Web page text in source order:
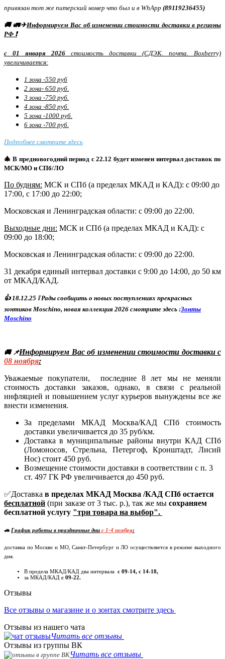
привязан тот же питерский номер что был и в WhApp (89119236455)
🚚 🚛✈Информируем Вас об изменении стоимости доставки в регионы
РФ ❗
с 01 января 2026 стоимость доставки (СДЭК. почта. Boxberry)
увеличивается:
1 зона -550 руб
2 зона- 650 руб.
3 зона -750 руб.
4 зона -850 руб.
5 зона -1000 руб.
6 зона -700 руб.
Подробнее смотрите здесь
🎄 В предновогодний период с 22.12 будет изменен интервал доставок по
МСК/МО и СПб/ЛО
По будням: МСК и СПб (а пределах МКАД и КАД): с 09:00 до
17:00, с 17:00 до 22:00;
Московская и Ленинградская области: с 09:00 до 22:00.
Выходные дни: МСК и СПб (а пределах МКАД и КАД): с
09:00 до 18:00;
Московская и Ленинградская области: с 09:00 до 22:00.
31 декабря единый интервал доставки с 9:00 до 14:00, до 50 км
от МКАД/КАД.
👍18.12.25 ❕ Рады сообщить о новых поступлениях прекрасных
зонтиков Moschino, новая коллекция 2026 смотрите здесь :Зонты
Moschino
🚚 📌Информируем Вас об изменении стоимости доставки с
08 ноября:
Уважаемые покупатели, последние 8 лет мы не меняли
стоимость доставки заказов, однако, в связи с реальной
инфляцией и повышением услуг курьеров вынуждены все же
внести изменения.
За пределами МКАД Москва/КАД СПб стоимость
доставки увеличивается до 35 руб/км.
Доставка в муниципальные районы внутри КАД СПб
(Ломоносов, Стрельна, Петергоф, Кронштадт, Лисий
Нос) стоит 450 руб.
Возмещение стоимости доставки в соответствии с п. 3
ст. 497 ГК РФ увеличивается до 450 руб.
✅Доставка в пределах МКАД Москва /КАД СПб остается
бесплатной (при заказе от 3 тыс. р.), так же мы сохраняем
бесплатной услугу "три товара на выбор".
🚗 График работы в праздничные дни c 1-4 ноября:
доставка по Москве и МО, Санкт-Петербург и ЛО осуществляется в режиме выходного
дня.
В предела МКАД/КАД два интервала с 09-14, с 14-18,
за МКАД/КАД с 09-22.
Отзывы
Все отзывы о магазине и о зонтах смотрите здесь
Отзывы из нашего чата
Читать все отзывы
Отзывы из группы ВК
Читать все отзывы